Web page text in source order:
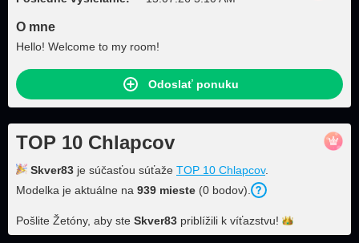
O mne
Hello! Welcome to my room!
Odoslať ponuku
TOP 10 Chlapcov
Skver83 je súčasťou súťaže TOP 10 Chlapcov.
Modelka je aktuálne na 939 mieste (0 bodov).
Pošlite Žetóny, aby ste Skver83 priblížili k víťazstvu!